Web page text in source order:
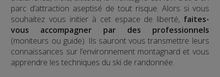
parc d’attraction aseptisé de tout risque. Alors si vous
souhaitez vous initier à cet espace de liberté, faites-
vous accompagner par des professionnels
(moniteurs ou guide). Ils sauront vous transmettre leurs
connaissances sur l’environnement montagnard et vous
apprendre les techniques du ski de randonnée.